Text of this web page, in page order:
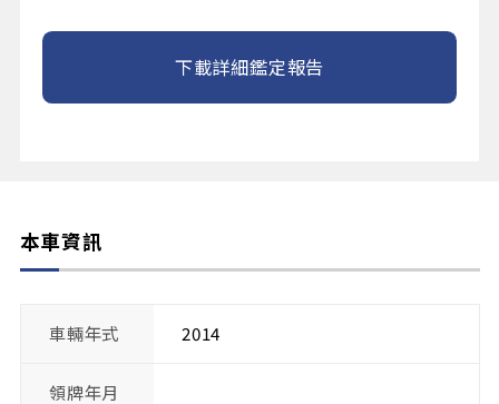
下載詳細鑑定報告
本車資訊
車輛年式 2014
領牌年月